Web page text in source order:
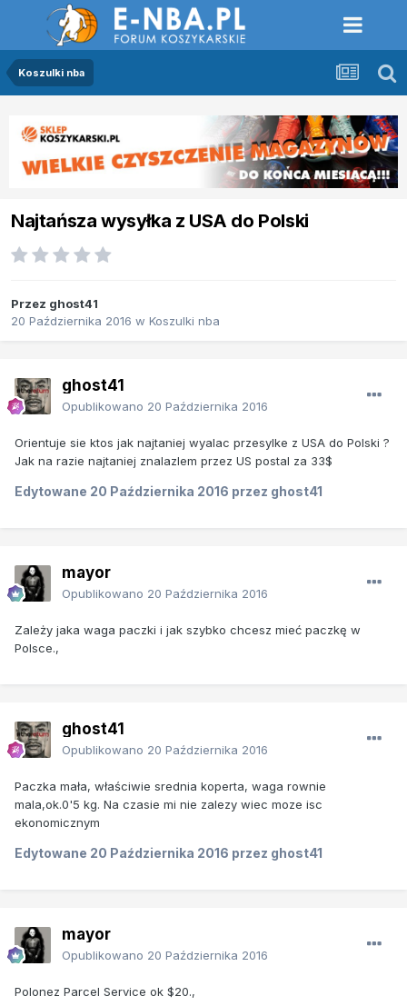
Koszulki nba
Najtańsza wysyłka z USA do Polski
Przez ghost41
20 Października 2016 w Koszulki nba
ghost41
Opublikowano 20 Października 2016
Orientuje sie ktos jak najtaniej wyalac przesylke z USA do Polski ?
Jak na razie najtaniej znalazlem przez US postal za 33$
Edytowane 20 Października 2016 przez ghost41
mayor
Opublikowano 20 Października 2016
Zależy jaka waga paczki i jak szybko chcesz mieć paczkę w
Polsce.,
ghost41
Opublikowano 20 Października 2016
Paczka mała, właściwie srednia koperta, waga rownie
mala,ok.0'5 kg. Na czasie mi nie zalezy wiec moze isc
ekonomicznym
Edytowane 20 Października 2016 przez ghost41
mayor
Opublikowano 20 Października 2016
Polonez Parcel Service ok $20.,